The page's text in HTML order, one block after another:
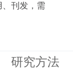
、刊发，需
研究方法